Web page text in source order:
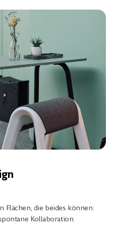
Flächen, die beides können:
Kollaboration.